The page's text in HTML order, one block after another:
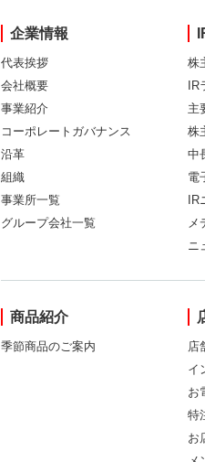
企業情報
代表挨拶
会社概要
事業紹介
コーポレートガバナンス
沿革
組織
事業所一覧
グループ会社一覧
株
主
株
中
電
メ
ニ
商品紹介
季節商品のご案内
店
イ
お
特
お